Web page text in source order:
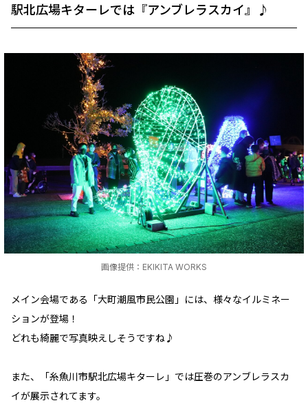
駅北広場キターレでは『アンブレラスカイ』♪
画像提供：EKIKITA WORKS
メイン会場である「大町潮風市民公園」には、様々なイルミネー
ションが登場！
どれも綺麗で写真映えしそうですね♪
また、「糸魚川市駅北広場キターレ」では圧巻のアンブレラスカ
イが展示されてます。